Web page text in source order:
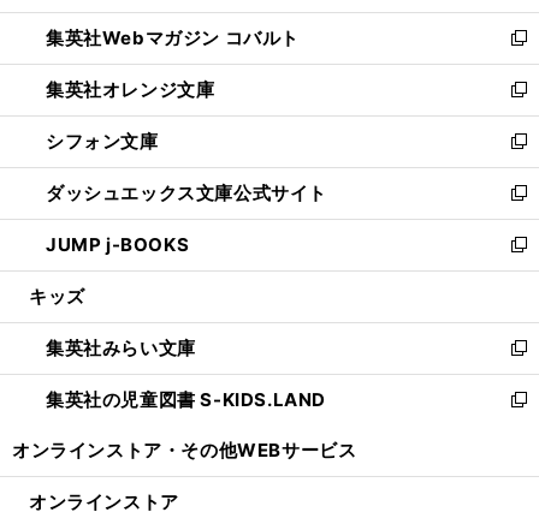
開
く
ウ
で
開
く
ン
ド
ウ
で
開
く
ウ
ィ
ン
ド
ウ
で
開
く
集英社Webマガジン コバルト
新
し
い
ウ
ィ
ン
ド
ウ
で
開
集英社オレンジ文庫
新
し
い
ウ
ィ
ン
ド
ウ
開
く
シフォン文庫
新
し
い
ウ
ィ
ン
ウ
で
開
く
ダッシュエックス文庫公式サイト
新
し
い
ウ
ン
ド
ウ
で
JUMP j-BOOKS
新
し
ウ
ィ
ン
ド
開
キッズ
集英社みらい文庫
新
し
い
ン
集英社の児童図書 S-KIDS.LAND
新
ウ
オンラインストア・ その他WEBサービス
オンラインストア